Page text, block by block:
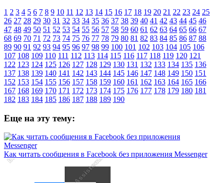
1 2 3 4 5 6 7 8 9 10 11 12 13 14 15 16 17 18 19 20 21 22 23 24 25
26 27 28 29 30 31 32 33 34 35 36 37 38 39 40 41 42 43 44 45 46
47 48 49 50 51 52 53 54 55 56 57 58 59 60 61 62 63 64 65 66 67
68 69 70 71 72 73 74 75 76 77 78 79 80 81 82 83 84 85 86 87 88
89 90 91 92 93 94 95 96 97 98 99 100 101 102 103 104 105 106
107 108 109 110 111 112 113 114 115 116 117 118 119 120 121
122 123 124 125 126 127 128 129 130 131 132 133 134 135 136
137 138 139 140 141 142 143 144 145 146 147 148 149 150 151
152 153 154 155 156 157 158 159 160 161 162 163 164 165 166
167 168 169 170 171 172 173 174 175 176 177 178 179 180 181
182 183 184 185 186 187 188 189 190
Еще на эту тему:
Как читать сообщения в Facebook без приложения Messenger